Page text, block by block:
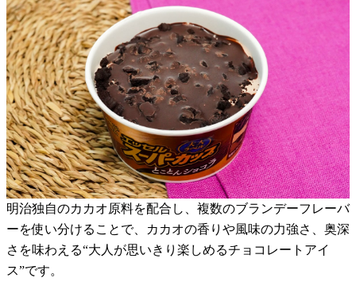
明治独自のカカオ原料を配合し、複数のブランデーフレーバ
ーを使い分けることで、カカオの香りや風味の力強さ、奥深
さを味わえる“大人が思いきり楽しめるチョコレートアイ
ス”です。